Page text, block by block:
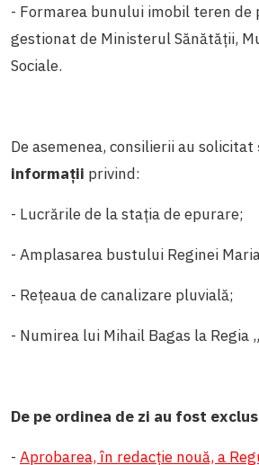
- Formarea bunului imobil teren de
gestionat de Ministerul Sănătății,
Sociale.
De asemenea, consilierii au solicitat
informații privind:
- Lucrările de la stația de epurare;
- Amplasarea bustului Reginei
- Rețeaua de canalizare pluvială;
- Numirea lui Mihail Bagas la Regia
De pe ordinea de zi au fost
- Aprobarea, în redacție nouă, a